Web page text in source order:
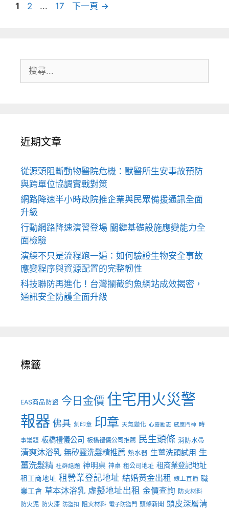
頁
1
頁
2 ...
頁
17 下一頁 →
尋:
近期文章
從源頭阻斷動物醫院危機：獸醫所生安事故預防
與跨單位協調實戰對策
網路降速半小時政院推企業與民眾備援通訊全面
升級
行動網路降速演習登場 關鍵基礎設施應變能力全
面檢驗
演練不只是流程跑一遍：如何驗證生物安全事故
應變程序與資源配置的完整韌性
科技聯防再進化！台灣攔截釣魚網站成效揭密，
通訊安全防護全面升級
標籤
EAS商品防盜 今日金價 住宅用火災警
報器 佛具 刻印章 印章 天氣變化 心靈勵志 感應門神 時
事議題 板橋禮儀公司 板橋禮儀公司推薦 民生頭條 消防水帶
清爽沐浴乳 無矽靈洗髮精推薦 熱水器 生薑洗頭試用 生
薑洗髮精 社群話題 神明桌 神桌 租公司地址 租商業登記地址
租工商地址 租營業登記地址 結婚黃金出租 線上直播 職
業工會 草本沐浴乳 虛擬地址出租 金價查詢 防火材料
防火泥 防火漆 防盜扣 阻火材料 電子防盜門 頭條新聞 頭皮深層清